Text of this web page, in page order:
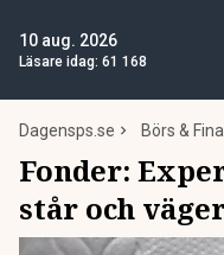
10 aug. 2026
Läsare idag: 61 168
Dagensps.se Börs &
Fonder:
står och